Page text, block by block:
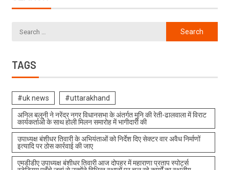
TAGS
#uk news #uttarakhand
अनिल बलूनी ने नरेंद्र नगर विधानसभा के अंतर्गत मुनि की रेती-ढालवाला में विराट
कार्यकर्ताओ के साथ होली मिलन समारोह में भागीदारी की
उपाध्यक्ष बंशीधर तिवारी के अभियंताओं को निर्देश दिए सेक्टर वार अवैध निर्माणों
इत्यादि पर ठोस कार्रवाई की जाए
एमडीडीए उपाध्यक्ष बंशीधर तिवारी आज दोपहर में महाराणा प्रताप स्पोर्ट्स